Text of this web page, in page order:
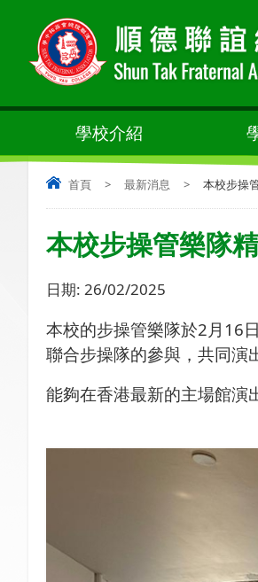
學校介紹
首頁 > 最新消息 > 本校步操
本校步操管樂隊
日期: 26/02/2025
本校的步操管樂隊於2 月 16
聯合步操隊的參與，共同演
能夠在香港最新的主場館演